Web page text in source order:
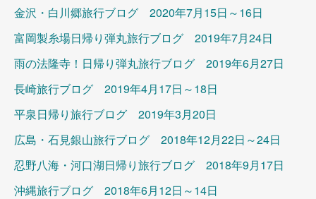
金沢・白川郷旅行ブログ 2020年7月15日～16日
富岡製糸場日帰り弾丸旅行ブログ 2019年7月24日
雨の法隆寺！日帰り弾丸旅行ブログ 2019年6月27日
長崎旅行ブログ 2019年4月17日～18日
平泉日帰り旅行ブログ 2019年3月20日
広島・石見銀山旅行ブログ 2018年12月22日～24日
忍野八海・河口湖日帰り旅行ブログ 2018年9月17日
沖縄旅行ブログ 2018年6月12日～14日